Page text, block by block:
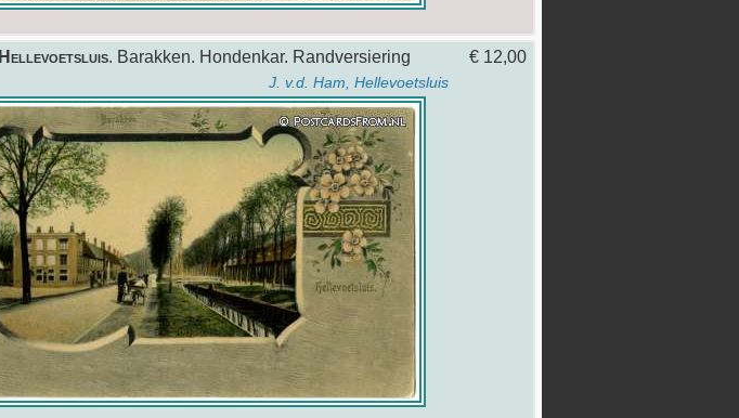
Hellevoetsluis. Barakken. Hondenkar. Randversiering
J. v.d. Ham, Hellevoetsluis
€ 12,00